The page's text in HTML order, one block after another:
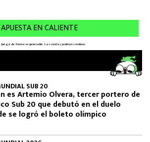
SUB 20
es Artemio Olvera, tercer portero de
Sub 20 que debutó en el duelo
se logró el boleto olímpico